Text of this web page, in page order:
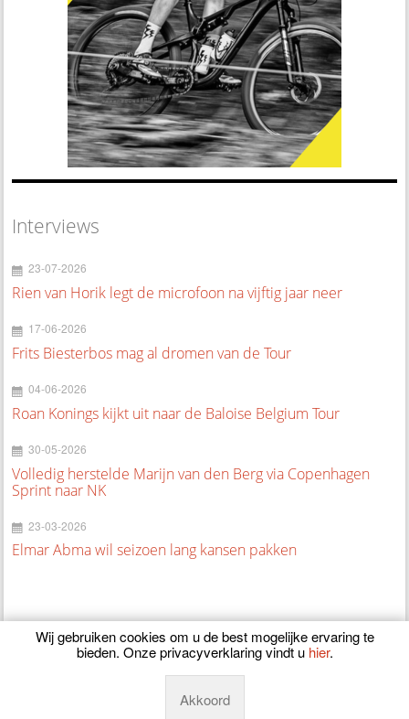
Interviews
23-07-2026
Rien van Horik legt de microfoon na vijftig jaar neer
17-06-2026
Frits Biesterbos mag al dromen van de Tour
04-06-2026
Roan Konings kijkt uit naar de Baloise Belgium Tour
30-05-2026
Volledig herstelde Marijn van den Berg via Copenhagen
Sprint naar NK
23-03-2026
Elmar Abma wil seizoen lang kansen pakken
Wij gebruiken cookies om u de best mogelijke ervaring te
bieden. Onze privacyverklaring vindt u hier.
Akkoord